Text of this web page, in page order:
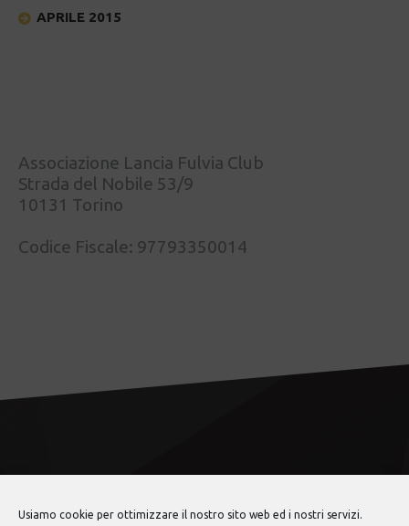
Usiamo cookie per ottimizzare il nostro sito web ed i nostri servizi.
APRILE 2015
Associazione Lancia Fulvia Club
Strada del Nobile 53/9
10131 Torino
Codice Fiscale: 97793350014